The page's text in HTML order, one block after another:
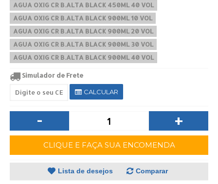
AGUA OXIG CR B.ALTA BLACK 450ML 40 VOL
AGUA OXIG CR B.ALTA BLACK 900ML 10 VOL
AGUA OXIG CR B.ALTA BLACK 900ML 20 VOL
AGUA OXIG CR B.ALTA BLACK 900ML 30 VOL
AGUA OXIG CR B.ALTA BLACK 900ML 40 VOL
Simulador de Frete
CALCULAR
- +
CLIQUE E FAÇA SUA ENCOMENDA
Lista de desejos Comparar